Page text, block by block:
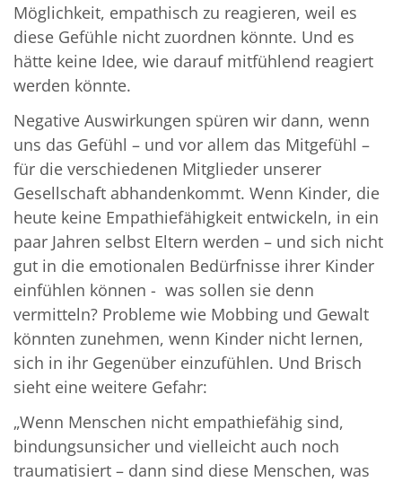
Möglichkeit, empathisch zu reagieren, weil es
diese Gefühle nicht zuordnen könnte. Und es
hätte keine Idee, wie darauf mitfühlend reagiert
werden könnte.
Negative Auswirkungen spüren wir dann, wenn
uns das Gefühl – und vor allem das Mitgefühl –
für die verschiedenen Mitglieder unserer
Gesellschaft abhandenkommt. Wenn Kinder, die
heute keine Empathiefähigkeit entwickeln, in ein
paar Jahren selbst Eltern werden – und sich nicht
gut in die emotionalen Bedürfnisse ihrer Kinder
einfühlen können - was sollen sie denn
vermitteln? Probleme wie Mobbing und Gewalt
könnten zunehmen, wenn Kinder nicht lernen,
sich in ihr Gegenüber einzufühlen. Und Brisch
sieht eine weitere Gefahr:
„Wenn Menschen nicht empathiefähig sind,
bindungsunsicher und vielleicht auch noch
traumatisiert – dann sind diese Menschen, was